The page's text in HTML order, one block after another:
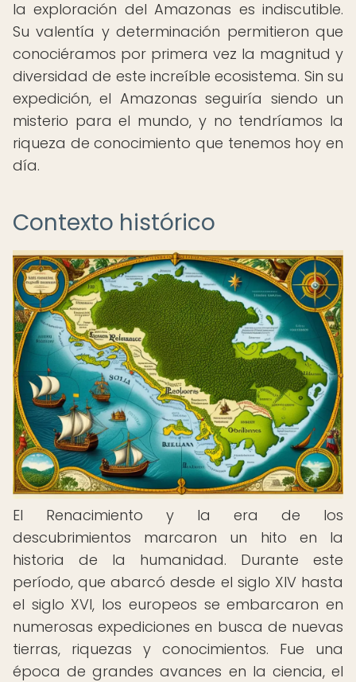
la exploración del Amazonas es indiscutible.
Su valentía y determinación permitieron que
conociéramos por primera vez la magnitud y
diversidad de este increíble ecosistema. Sin su
expedición, el Amazonas seguiría siendo un
misterio para el mundo, y no tendríamos la
riqueza de conocimiento que tenemos hoy en
día.
Contexto histórico
El Renacimiento y la era de los
descubrimientos marcaron un hito en la
historia de la humanidad. Durante este
período, que abarcó desde el siglo XIV hasta
el siglo XVI, los europeos se embarcaron en
numerosas expediciones en busca de nuevas
tierras, riquezas y conocimientos. Fue una
época de grandes avances en la ciencia, el